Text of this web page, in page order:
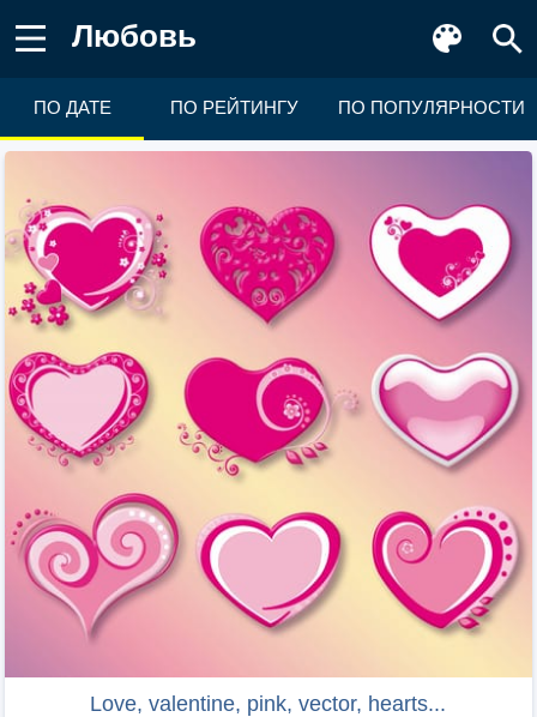
Любовь
ПО ДАТЕ ПО РЕЙТИНГУ ПО ПОПУЛЯРНОСТИ
Love, valentine, pink, vector, hearts...